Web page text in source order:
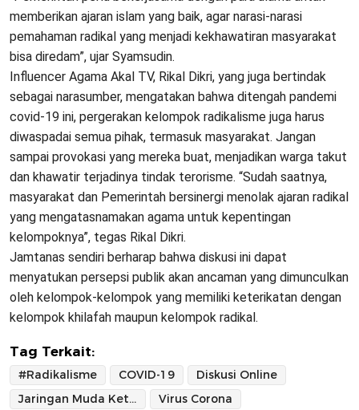
memberikan ajaran islam yang baik, agar narasi-narasi
pemahaman radikal yang menjadi kekhawatiran masyarakat
bisa diredam”, ujar Syamsudin.
Influencer Agama Akal TV, Rikal Dikri, yang juga bertindak
sebagai narasumber, mengatakan bahwa ditengah pandemi
covid-19 ini, pergerakan kelompok radikalisme juga harus
diwaspadai semua pihak, termasuk masyarakat. Jangan
sampai provokasi yang mereka buat, menjadikan warga takut
dan khawatir terjadinya tindak terorisme. “Sudah saatnya,
masyarakat dan Pemerintah bersinergi menolak ajaran radikal
yang mengatasnamakan agama untuk kepentingan
kelompoknya”, tegas Rikal Dikri.
Jamtanas sendiri berharap bahwa diskusi ini dapat
menyatukan persepsi publik akan ancaman yang dimunculkan
oleh kelompok-kelompok yang memiliki keterikatan dengan
kelompok khilafah maupun kelompok radikal.
Tag Terkait:
#Radikalisme COVID-19
Diskusi Online
Jaringan Muda Ketahanan Nasional (Jatamnas)
Virus Corona